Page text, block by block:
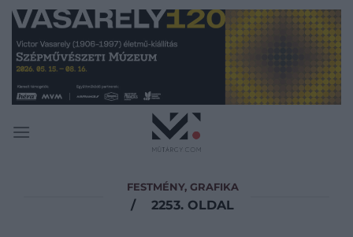
Skip
content
FESTMÉNY, GRAFIKA
/ 2253. OLDAL